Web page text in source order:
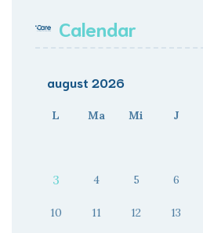
Calendar
august 2026
L Ma Mi J
3 4 5 6
10 11 12 13